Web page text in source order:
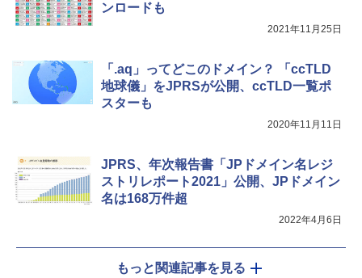
ンロードも
2021年11月25日
「.aq」ってどこのドメイン？ 「ccTLD
地球儀」をJPRSが公開、ccTLD一覧ポ
スターも
2020年11月11日
JPRS、年次報告書「JPドメイン名レジ
ストリレポート2021」公開、JPドメイン
名は168万件超
2022年4月6日
もっと関連記事を見る